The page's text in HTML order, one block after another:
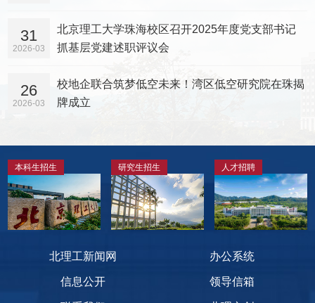
31
2026-03
北京理工大学珠海校区召开2025年度党支部书记
抓基层党建述职评议会
26
2026-03
校地企联合筑梦低空未来！湾区低空研究院在珠揭
牌成立
本科生招生 研究生招生 人才招聘
北理工新闻网 办公系统
信息公开 领导信箱